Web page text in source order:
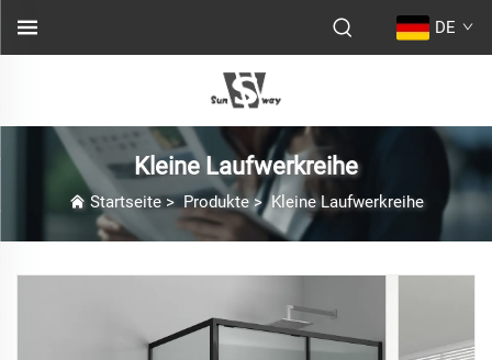
DE
Kleine Laufwerkreihe
Startseite> Produkte>Kleine Laufwerkreihe